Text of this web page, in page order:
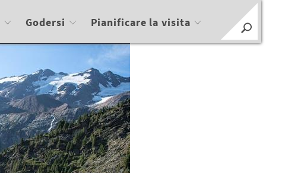
Godersi Pianificare la visita